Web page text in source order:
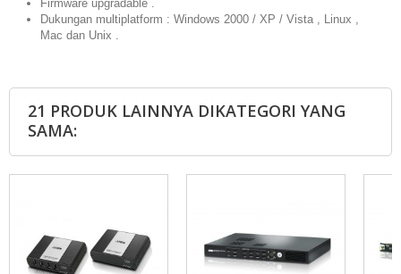
Firmware upgradable .
Dukungan multiplatform : Windows 2000 / XP / Vista , Linux ,
Mac dan Unix .
21 PRODUK LAINNYA DIKATEGORI YANG
SAMA: